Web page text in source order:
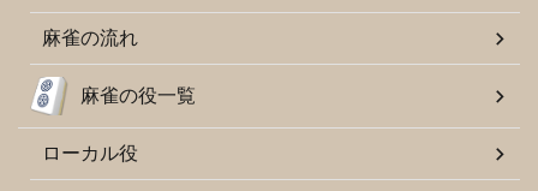
麻雀の流れ
麻雀の役一覧
ローカル役